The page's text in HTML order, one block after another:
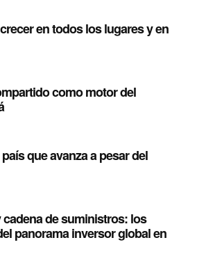
en todos los lugares y en
como motor del
que avanza a pesar del
de suministros: los
panorama inversor global en